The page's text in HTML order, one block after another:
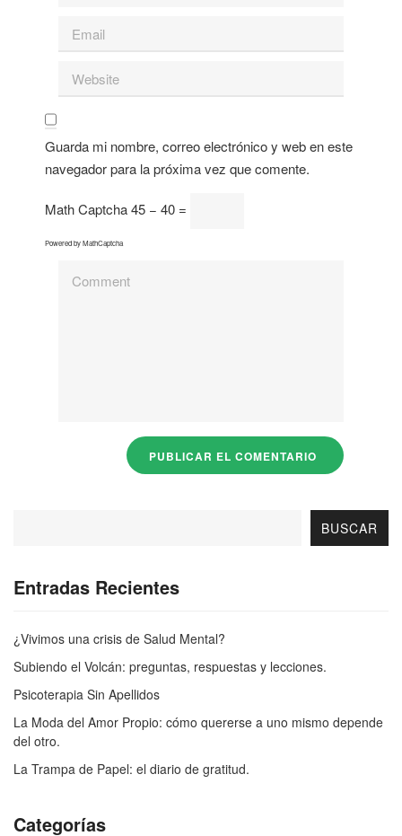
Guarda mi nombre, correo electrónico y web en este
navegador para la próxima vez que comente.
Math Captcha45 − 40 =
Powered byMathCaptcha
BUSCAR
Entradas Recientes
¿Vivimos una crisis de Salud Mental?
Subiendo el Volcán: preguntas, respuestas y lecciones.
Psicoterapia Sin Apellidos
La Moda del Amor Propio: cómo quererse a uno mismo depende
del otro.
La Trampa de Papel: el diario de gratitud.
Categorías